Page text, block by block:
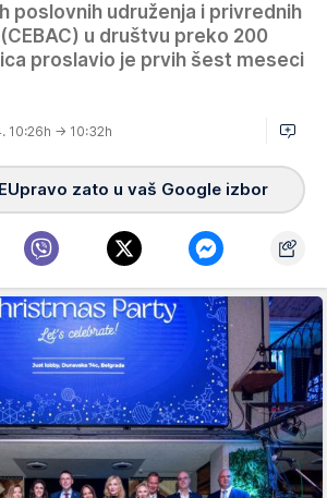
poslovnih udruženja i privrednih
u društvu preko 200
proslavio je prvih šest meseci
10:26h → 10:32h
zato u vaš Google izbor